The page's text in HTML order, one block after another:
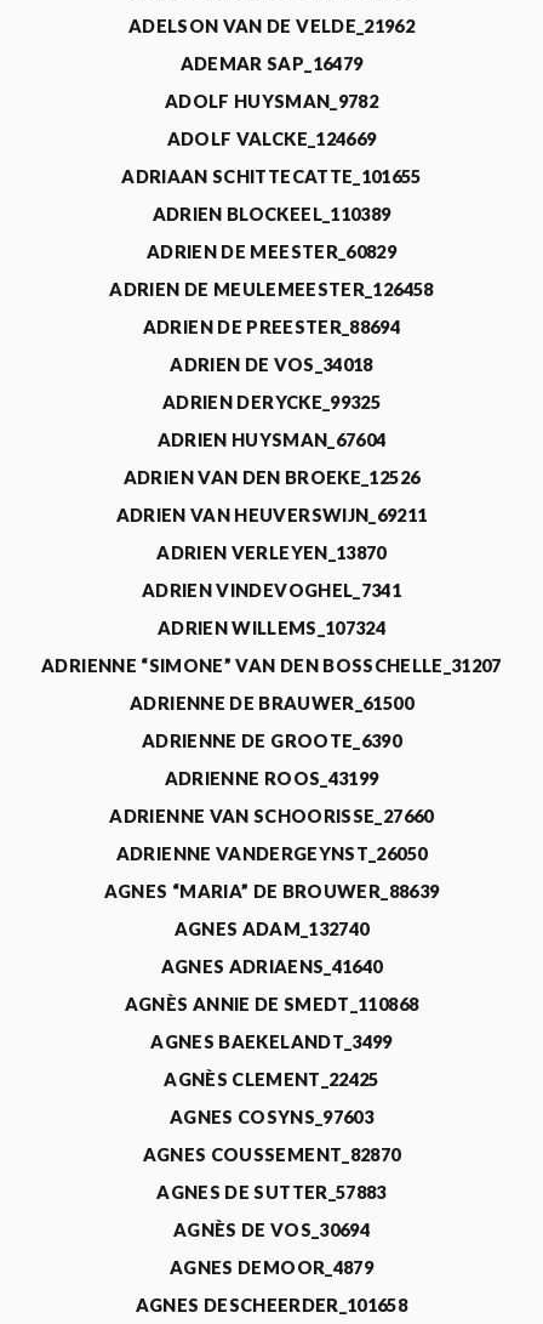
ADELSON VAN DE VELDE_21962
ADEMAR SAP_16479
ADOLF HUYSMAN_9782
ADOLF VALCKE_124669
ADRIAAN SCHITTECATTE_101655
ADRIEN BLOCKEEL_110389
ADRIEN DE MEESTER_60829
ADRIEN DE MEULEMEESTER_126458
ADRIEN DE PREESTER_88694
ADRIEN DE VOS_34018
ADRIEN DERYCKE_99325
ADRIEN HUYSMAN_67604
ADRIEN VAN DEN BROEKE_12526
ADRIEN VAN HEUVERSWIJN_69211
ADRIEN VERLEYEN_13870
ADRIEN VINDEVOGHEL_7341
ADRIEN WILLEMS_107324
ADRIENNE “SIMONE” VAN DEN BOSSCHELLE_31207
ADRIENNE DE BRAUWER_61500
ADRIENNE DE GROOTE_6390
ADRIENNE ROOS_43199
ADRIENNE VAN SCHOORISSE_27660
ADRIENNE VANDERGEYNST_26050
AGNES “MARIA” DE BROUWER_88639
AGNES ADAM_132740
AGNES ADRIAENS_41640
AGNÈS ANNIE DE SMEDT_110868
AGNES BAEKELANDT_3499
AGNÈS CLEMENT_22425
AGNES COSYNS_97603
AGNES COUSSEMENT_82870
AGNES DE SUTTER_57883
AGNÈS DE VOS_30694
AGNES DEMOOR_4879
AGNES DESCHEERDER_101658